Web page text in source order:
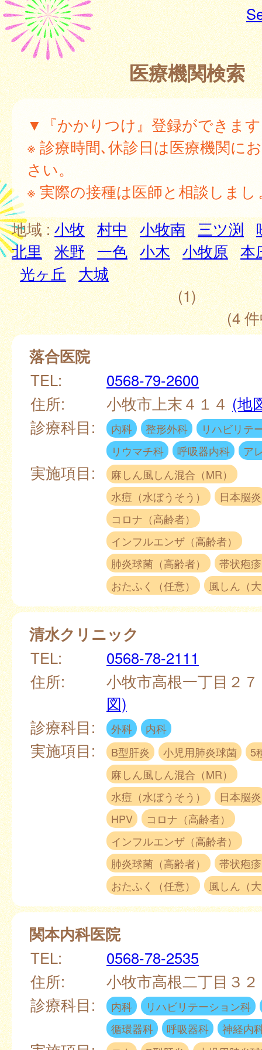
医療機関検索
▼『かかりつけ』登録ができま
※ 診療時間､休診日は医療機関に
さい。
※ 実際の接種は医師と相談しまし
地域 :小牧 村中 小牧南 三ツ渕
北里 米野 一色 小木 小牧原 本
光ヶ丘 大城
(1)
(4
落合医院
TEL:
0568-79-2600
住所:
小牧市上末４１４ (地
診療科目:
内科 整形外科
リハビリテ
リウマチ科
呼吸器内科 ア
実施項目:
麻しん風しん混合（MR）
水痘（水ぼうそう）
日本脳炎
コロナ（高齢者）
インフルエンザ（高齢者）
肺炎球菌（高齢者）
帯状疱
おたふく（任意）
風しん（
清水クリニック
TEL:
0568-78-2111
住所:
小牧市高根一丁目２
図)
診療科目:
外科 内科
実施項目: B型肝炎 小児用肺炎球菌
5
麻しん風しん混合（MR）
水痘（水ぼうそう）
日本脳炎
HPV
コロナ（高齢者）
インフルエンザ（高齢者）
肺炎球菌（高齢者）
帯状疱
おたふく（任意）
風しん（
関本内科医院
TEL:
0568-78-2535
住所:
小牧市高根二丁目３
診療科目:
内科
リハビリテーション科
循環器科
呼吸器科 神経内